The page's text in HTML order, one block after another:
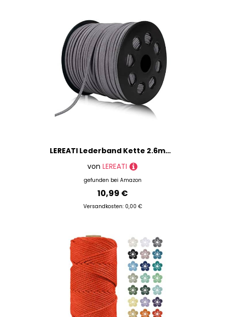
LEREATI Lederband Kette 2.6mm x 90m Faux Lederschnur Veloursleder Leder Band, Flach Dünnes Kunstlederband für DIY Basteln, Armband, Halskette, Schmuck, Handwerk, Traumfänger (Grau)
von LEREATI
gefunden bei Amazon
10,99 €
Versandkosten: 0,00 €